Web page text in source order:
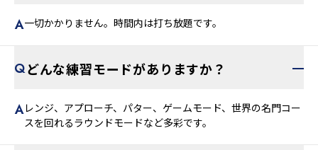
一切かかりません。時間内は打ち放題です。
どんな練習モードがありますか？
レンジ、アプローチ、パター、ゲームモード、世界の名門コー
スを回れるラウンドモードなど多彩です。